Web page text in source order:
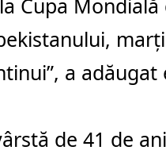
Cupa
a
de 41 de